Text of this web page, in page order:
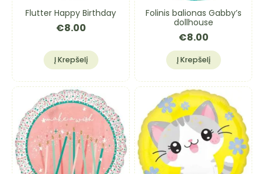
Flutter Happy Birthday
€8.00
Į Krepšelį
Folinis balionas Gabby’s
dollhouse
€8.00
Į Krepšelį